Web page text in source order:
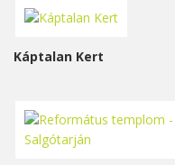
Káptalan Kert